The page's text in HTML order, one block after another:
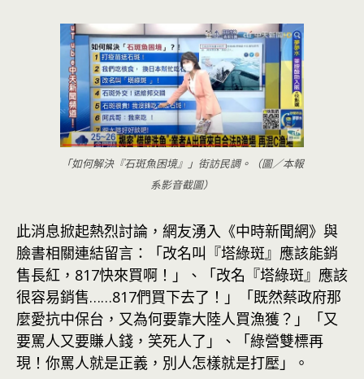
「如何解決『石斑魚困境』」街訪民調。（圖／本報
系影音截圖）
此消息掀起熱烈討論，網友湧入《中時新聞網》與
臉書相關連結留言：「改名叫『塔綠斑』應該能銷
售長紅，817快來買啊！」、「改名『塔綠斑』應該
很容易銷售……817們買下去了！」「既然蔡政府那
麼愛抗中保台，又為何要靠大陸人買漁獲？」「又
要罵人又要賺人錢，笑死人了」、「綠營雙標再
現！你罵人就是正義，別人怎樣就是打壓」。